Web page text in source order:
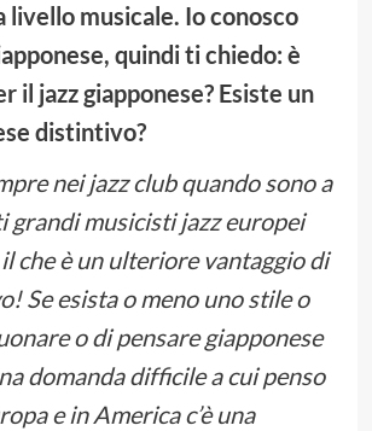
musicale. Io conosco
quindi ti chiedo: è
il jazz giapponese? Esiste un
distintivo?
nei jazz club quando sono a
grandi musicisti jazz europei
che è un ulteriore vantaggio di
Se esista o meno uno stile o
o di pensare giapponese
domanda difficile a cui penso
e in America c’è una